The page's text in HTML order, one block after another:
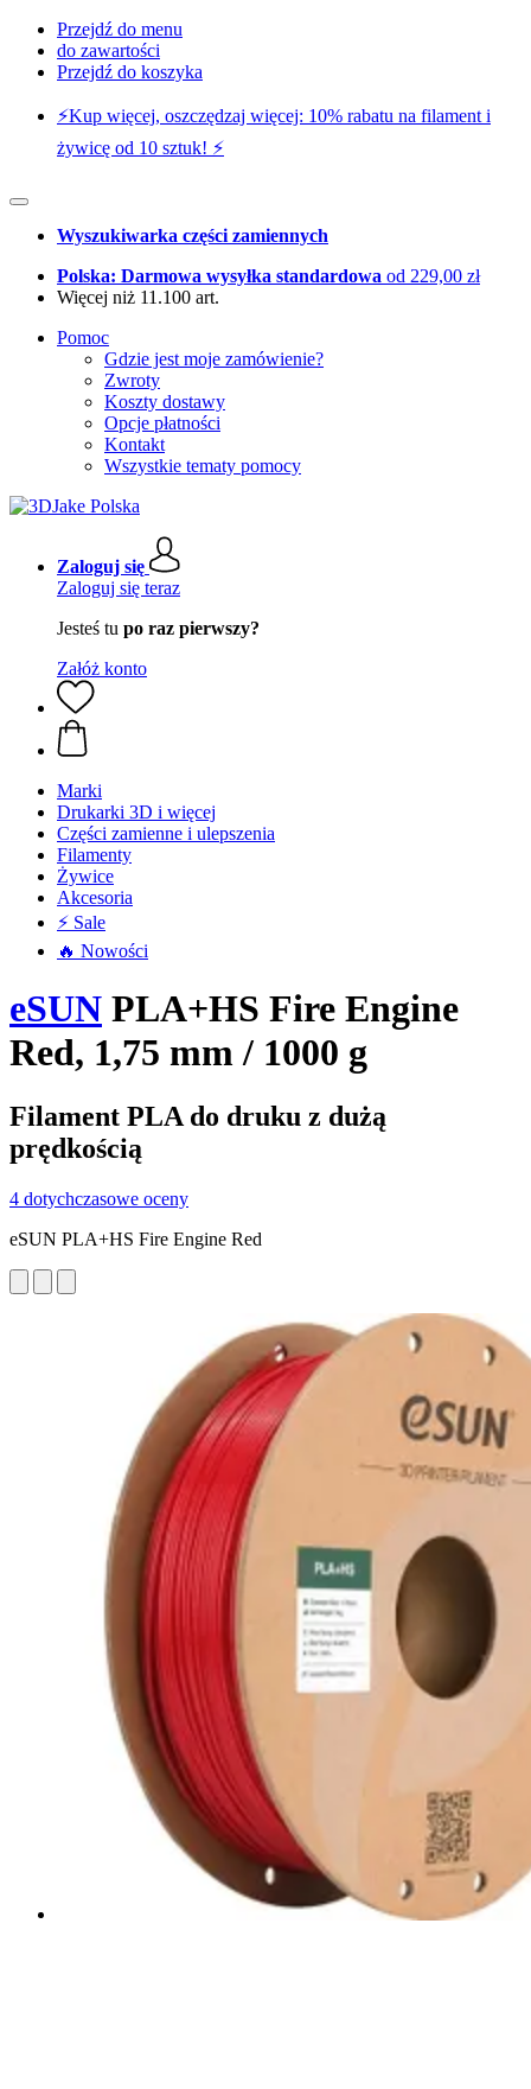
Przejdź do menu
do zawartości
Przejdź do koszyka
⚡️Kup więcej, oszczędzaj więcej: 10% rabatu na filament i
żywicę od 10 sztuk! ⚡️
Wyszukiwarka części zamiennych
Polska: Darmowa wysyłka standardowa od 229,00 zł
Więcej niż 11.100 art.
Pomoc
Gdzie jest moje zamówienie?
Zwroty
Koszty dostawy
Opcje płatności
Kontakt
Wszystkie tematy pomocy
Zaloguj się
Zaloguj się teraz
Jesteś tu po raz pierwszy?
Załóż konto
Marki
Drukarki 3D i więcej
Części zamienne i ulepszenia
Filamenty
Żywice
Akcesoria
⚡ Sale
🔥 Nowości
eSUN PLA+HS Fire Engine
Red, 1,75 mm / 1000 g
Filament PLA do druku z dużą
prędkością
4 dotychczasowe oceny
eSUN PLA+HS Fire Engine Red